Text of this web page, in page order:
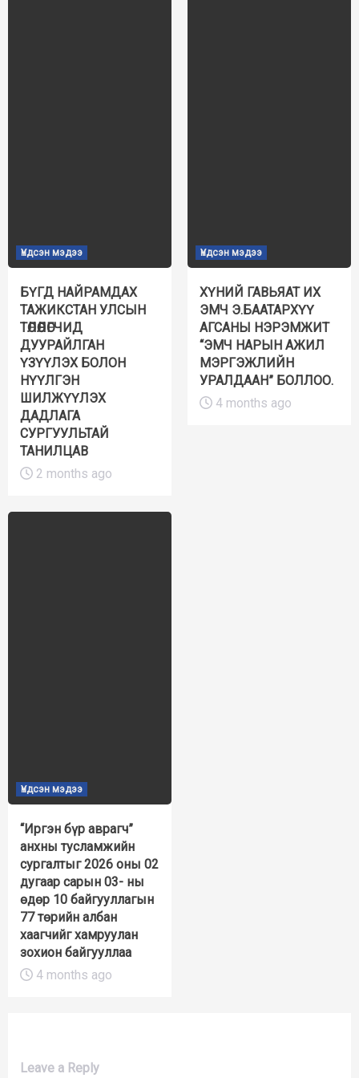
Үндсэн мэдээ
БҮГД НАЙРАМДАХ
ТАЖИКСТАН УЛСЫН
ТӨЛӨӨЛӨГЧИД
ДУУРАЙЛГАН
ҮЗҮҮЛЭХ БОЛОН
НҮҮЛГЭН
ШИЛЖҮҮЛЭХ
ДАДЛАГА
СУРГУУЛЬТАЙ
ТАНИЛЦАВ
2 months ago
Үндсэн мэдээ
ХҮНИЙ ГАВЬЯАТ ИХ
ЭМЧ Э.БААТАРХҮҮ
АГСАНЫ НЭРЭМЖИТ
“ЭМЧ НАРЫН АЖИЛ
МЭРГЭЖЛИЙН
УРАЛДААН” БОЛЛОО.
4 months ago
Үндсэн мэдээ
“Иргэн бүр аврагч”
анхны тусламжийн
сургалтыг 2026 оны 02
дугаар сарын 03- ны
өдөр 10 байгууллагын
77 төрийн албан
хаагчийг хамруулан
зохион байгууллаа
4 months ago
Leave a Reply